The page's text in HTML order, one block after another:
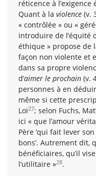
réticence à
Quant à la violence (v.
« contrôlée » ou «
introduire de l’équité
éthique » propose de
façon non violente et
dans sa propre
d’aimer le prochain (v.
personnes à en
même si cette
Loi27; selon Fuchs,
ici « que l’amour
Père ‘qui fait lever
bons’. Autrement dit,
bénéficiaires, qu’il
l’utilitaire »28.